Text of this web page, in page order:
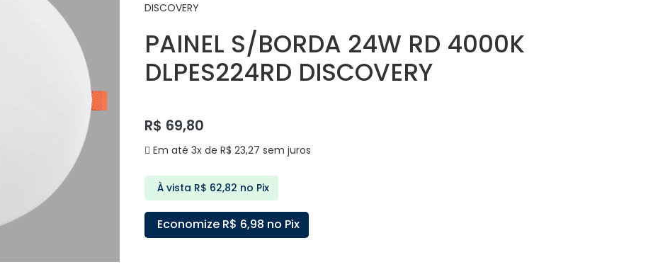
DISCOVERY
PAINEL S/BORDA 24W RD 4000K
DLPES224RD DISCOVERY
R$ 69,80
Em até 3x de R$ 23,27 sem juros
À vista R$ 62,82 no Pix
Economize R$ 6,98 no Pix